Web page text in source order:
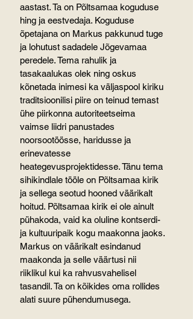
aastast. Ta on Põltsamaa koguduse
hing ja eestvedaja. Koguduse
õpetajana on Markus pakkunud tuge
ja lohutust sadadele Jõgevamaa
peredele. Tema rahulik ja
tasakaalukas olek ning oskus
kõnetada inimesi ka väljaspool kiriku
traditsioonilisi piire on teinud temast
ühe piirkonna autoriteetseima
vaimse liidri panustades
noorsootöösse, haridusse ja
erinevatesse
heategevusprojektidesse. Tänu tema
sihikindlale tööle on Põltsamaa kirik
ja sellega seotud hooned väärikalt
hoitud. Põltsamaa kirik ei ole ainult
pühakoda, vaid ka oluline kontserdi-
ja kultuuripaik kogu maakonna jaoks.
Markus on väärikalt esindanud
maakonda ja selle väärtusi nii
riiklikul kui ka rahvusvahelisel
tasandil. Ta on kõikides oma rollides
alati suure pühendumusega.